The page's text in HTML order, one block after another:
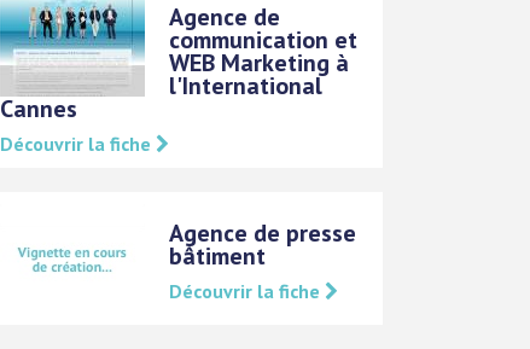
Agence de
communication et
WEB Marketing à
l'International
Cannes
Découvrir la fiche
Agence de presse
bâtiment
Découvrir la fiche